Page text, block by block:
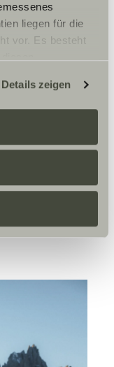
liegen für die
vor. Es besteht
Daten für
Daten
finden Sie hier:
aus,
Ihrer
Einwilligung ist
erforderlich
Details zeigen